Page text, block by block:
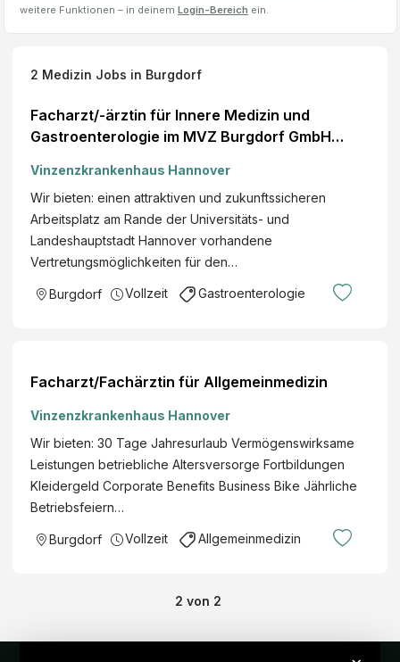
weitere Funktionen – in deinem Login-Bereich ein.
2 Medizin Jobs in Burgdorf
Facharzt/-ärztin für Innere Medizin und
Gastroenterologie im MVZ Burgdorf GmbH
Vinzenzkrankenhaus Hannover
Wir bieten: einen attraktiven und zukunftssicheren
Arbeitsplatz am Rande der Universitäts- und
Landeshauptstadt Hannover vorhandene
Vertretungsmöglichkeiten für den…
Burgdorf Vollzeit Gastroenterologie
Facharzt/Fachärztin für Allgemeinmedizin
Vinzenzkrankenhaus Hannover
Wir bieten: 30 Tage Jahresurlaub Vermögenswirksame
Leistungen betriebliche Altersversorge Fortbildungen
Kleidergeld Corporate Benefits Business Bike Jährliche
Betriebsfeiern…
Burgdorf Vollzeit Allgemeinmedizin
2 von 2